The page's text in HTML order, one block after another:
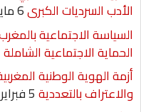
الأدب السرديات الكبرى6 مايو 2026
السياسة الاجتماعية
الحماية الاجتماعية الشاملة
أزمة الهوية الوطنية
والاعتراف بالتعددية5 فبراير 2026